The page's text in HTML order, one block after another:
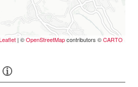
| ©OpenStreetMapcontributors ©CARTO